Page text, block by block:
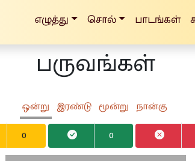
எழுத்து சொல் பாடங்கள்
பருவங்கள்
ஒன்று இரண்டு மூன்று நான்கு
0 0